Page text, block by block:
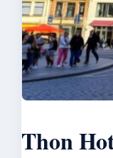
Thon